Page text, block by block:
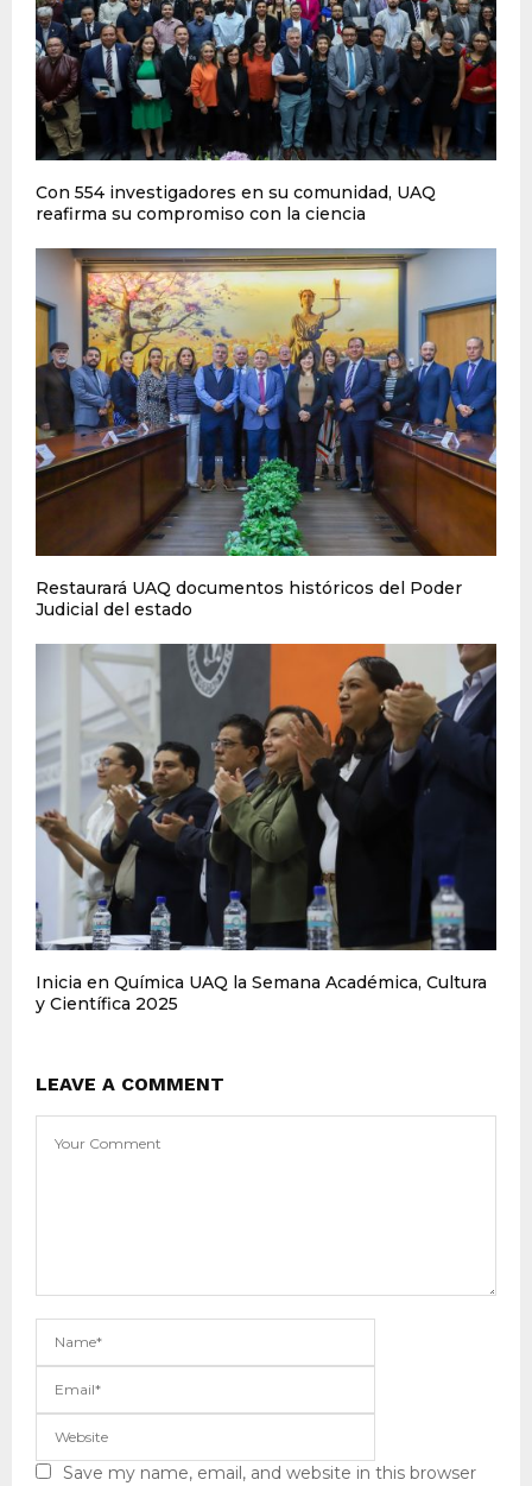
Con 554 investigadores en su comunidad, UAQ
reafirma su compromiso con la ciencia
Restaurará UAQ documentos históricos del Poder
Judicial del estado
Inicia en Química UAQ la Semana Académica, Cultura
y Científica 2025
LEAVE A COMMENT
Save my name, email, and website in this browser